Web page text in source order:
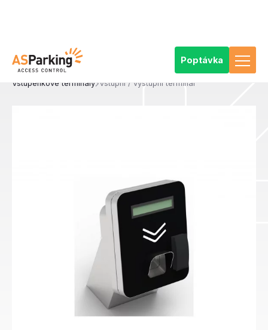
AS Parking Výrobky
Přístupové a vstupenkové systémy
Komponenty přístupových a vstupenkových systémů
Vstupenkové terminály
Vstupní / výstupní terminál